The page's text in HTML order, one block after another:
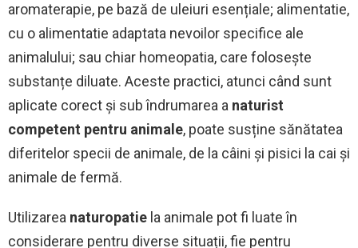
aromaterapie, pe bază de uleiuri esențiale; alimentatie,
cu o alimentatie adaptata nevoilor specifice ale
animalului; sau chiar homeopatia, care folosește
substanțe diluate. Aceste practici, atunci când sunt
aplicate corect și sub îndrumarea a naturist
competent pentru animale, poate susține sănătatea
diferitelor specii de animale, de la câini și pisici la cai și
animale de fermă.
Utilizarea naturopatie la animale pot fi luate în
considerare pentru diverse situații, fie pentru